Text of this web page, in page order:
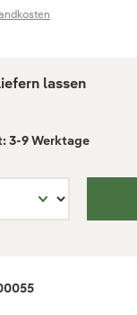
lassen
3-9 Werktage